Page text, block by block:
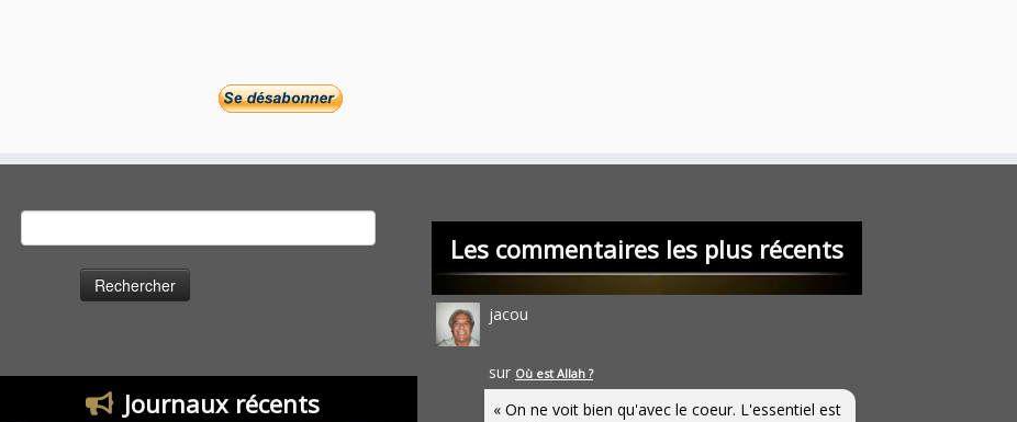
Journaux récents
Les commentaires les plus récents
jacou
sur Où est Allah ?
« On ne voit bien qu'avec le coeur. L'essentiel est